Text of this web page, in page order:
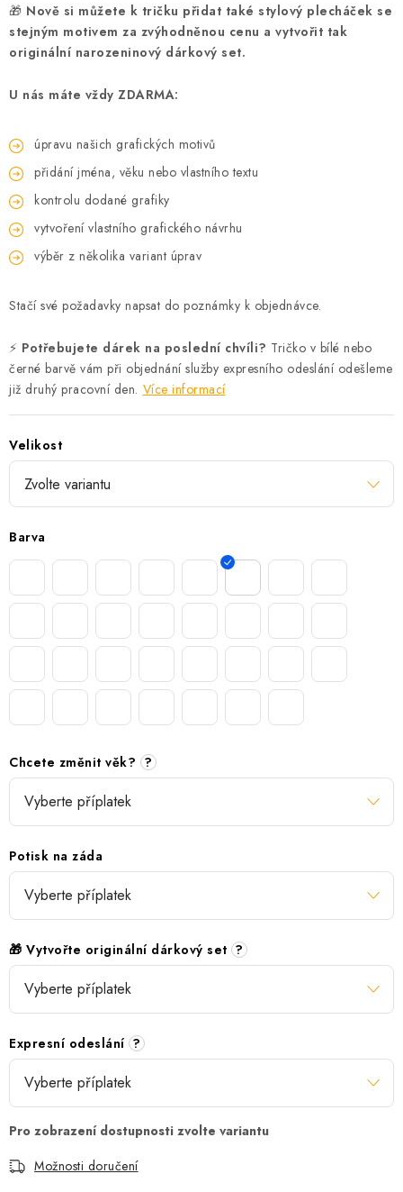
🎁 Nově si můžete k tričku přidat také stylový plecháček se
stejným motivem za zvýhodněnou cenu a vytvořit tak
originální narozeninový dárkový set.
U nás máte vždy ZDARMA:
úpravu našich grafických motivů
přidání jména, věku nebo vlastního textu
kontrolu dodané grafiky
vytvoření vlastního grafického návrhu
výběr z několika variant úprav
Stačí své požadavky napsat do poznámky k objednávce.
⚡ Potřebujete dárek na poslední chvíli? Tričko v bílé nebo
černé barvě vám při objednání služby expresního odeslání odešleme
již druhý pracovní den. Více informací
Velikost
Barva
Chcete změnit věk? ?
Potisk na záda
🎁 Vytvořte originální dárkový set ?
Expresní odeslání ?
Možnosti doručení